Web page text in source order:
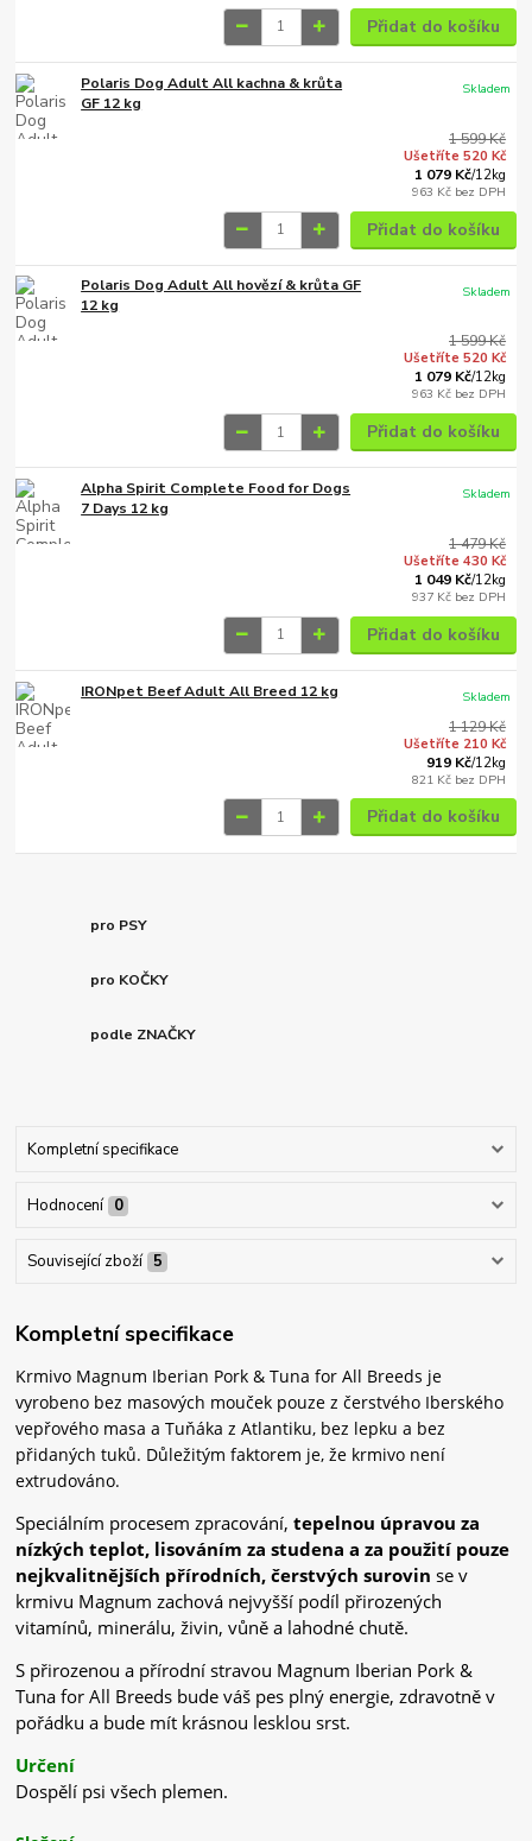
Přidat do košíku
Polaris Dog Adult All kachna & krůta
GF 12 kg
1 599 Kč
Ušetříte 520 Kč
1 079 Kč/12kg
963 Kč bez DPH
Skladem
Přidat do košíku
Polaris Dog Adult All hovězí & krůta GF
12 kg
1 599 Kč
Ušetříte 520 Kč
1 079 Kč/12kg
963 Kč bez DPH
Skladem
Přidat do košíku
Alpha Spirit Complete Food for Dogs
7 Days 12 kg
1 479 Kč
Ušetříte 430 Kč
1 049 Kč/12kg
937 Kč bez DPH
Skladem
Přidat do košíku
IRONpet Beef Adult All Breed 12 kg
1 129 Kč
Ušetříte 210 Kč
919 Kč/12kg
821 Kč bez DPH
Skladem
Přidat do košíku
pro PSY
pro KOČKY
podle ZNAČKY
Kompletní specifikace
Hodnocení 0
Související zboží 5
Kompletní specifikace
Krmivo Magnum Iberian Pork & Tuna for All Breeds je
vyrobeno bez masových mouček pouze z čerstvého Iberského
vepřového masa a Tuňáka z Atlantiku, bez lepku a bez
přidaných tuků. Důležitým faktorem je, že krmivo není
extrudováno.
Speciálním procesem zpracování,tepelnou úpravou za
nízkých teplot, lisováním za studena a za použití pouze
nejkvalitnějších přírodních, čerstvých surovin se v
krmivu Magnum zachová nejvyšší podíl přirozených
vitamínů, minerálu, živin, vůně a lahodné chutě.
S přirozenou a přírodní stravou Magnum Iberian Pork &
Tuna for All Breeds bude váš pes plný energie, zdravotně v
pořádku a bude mít krásnou lesklou srst.
Určení
Dospělí psi všech plemen.